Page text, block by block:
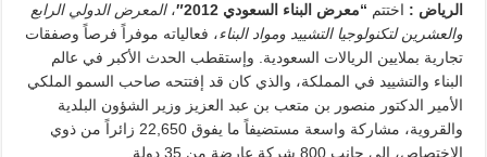
الرياض : اختتم “معرض البناء السعودي 2012″ ،المعرض الدولي الرابع
والعشرين لتكنولوجيا التشييد ومواد البناء، فعالياته موفراً فرصاً وصفقات
تجارية بملايين الريالات السعودية. وإستقطب الحدث الأكبر في عالم
البناء والتشييد في المملكة، والذي كان قد إفتتحه صاحب السمو الملكي
الأمير الدكتور منصور بن متعب بن عبد العزيز وزير الشؤون البلدية
والقروية، مشاركة واسعة مستضيفاً ما يفوق 22,650 زائراً من ذوي
الإختصاص، إلى جانب 800 شركة عارضة من 35 دولة.